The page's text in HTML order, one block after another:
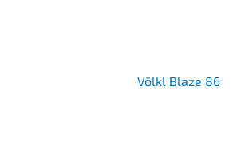
Völkl Blaze 86